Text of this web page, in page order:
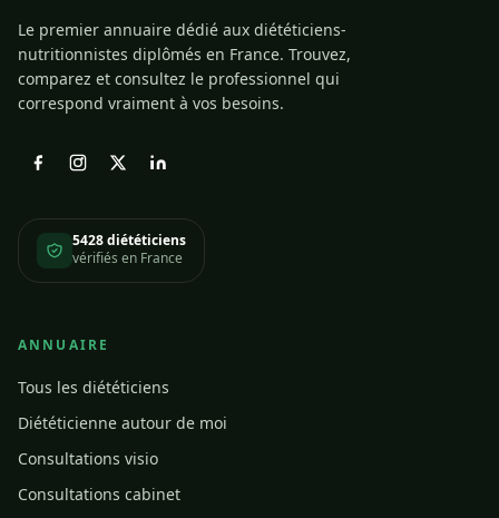
Le premier annuaire dédié aux diététiciens-
nutritionnistes diplômés en France. Trouvez,
comparez et consultez le professionnel qui
correspond vraiment à vos besoins.
5428 diététiciens
vérifiés en France
ANNUAIRE
Tous les diététiciens
Diététicienne autour de moi
Consultations visio
Consultations cabinet